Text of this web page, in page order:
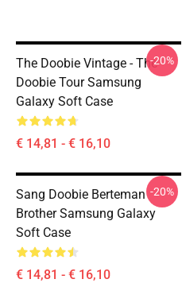
The Doobie Vintage - The
Doobie Tour Samsung
Galaxy Soft Case
€ 14,81 - € 16,10
-20%
Sang Doobie Berteman
Brother Samsung Galaxy
Soft Case
€ 14,81 - € 16,10
-20%